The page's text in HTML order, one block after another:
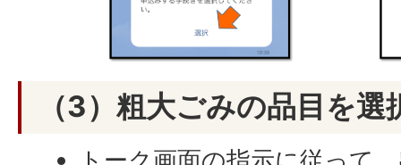
（3）粗大ごみの品目を選